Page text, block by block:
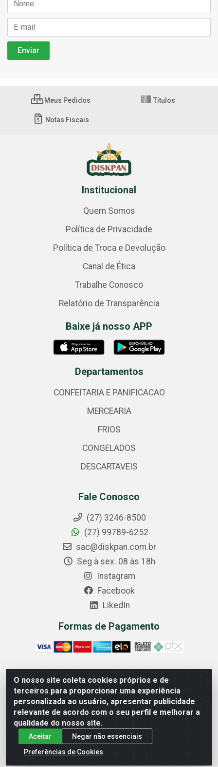
O nosso site coleta cookies próprios e de
terceiros para proporcionar uma experiência
personalizada ao usuário, apresentar publicidade
relevante de acordo com o seu perfil e melhorar a
qualidade do nosso site.
Aceitar
Negar não essenciais
Preferências de Cookies
Meus Pedidos Títulos
Notas Fiscais
Institucional
Quem Somos
Política de Privacidade
Política de Troca e Devolução
Canal de Ética
Trabalhe Conosco
Relatório de Transparência
Baixe já nosso APP
Departamentos
CONFEITARIA E PANIFICACAO
MERCEARIA
FRIOS
CONGELADOS
DESCARTAVEIS
Fale Conosco
(27) 3246-8500
(27) 99789-6252
sac@diskpan.com.br
Seg à sex. 08 às 18h
Instagram
Facebook
LikedIn
Formas de Pagamento
Comercial Diskpan Ltda - Av. Fernando Antonio, 1911 -
Sotelandia, Cariacica/ES - CEP 29140-669 - CNPJ
02.691.482/0001-07